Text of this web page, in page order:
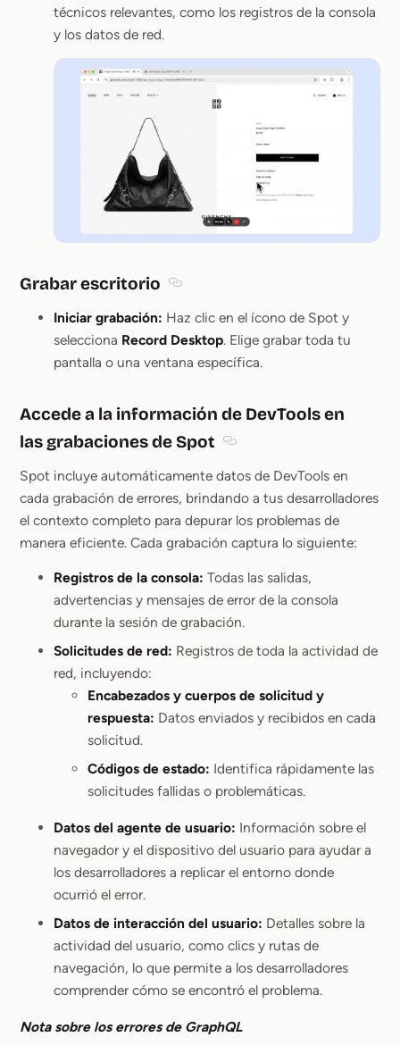
técnicos relevantes, como los registros de la consola
y los datos de red.
Grabar escritorio
Iniciar grabación: Haz clic en el ícono de Spot y
selecciona Record Desktop. Elige grabar toda tu
pantalla o una ventana específica.
Accede a la información de DevTools en
las grabaciones de Spot
Spot incluye automáticamente datos de DevTools en
cada grabación de errores, brindando a tus desarrolladores
el contexto completo para depurar los problemas de
manera eficiente. Cada grabación captura lo siguiente:
Registros de la consola: Todas las salidas,
advertencias y mensajes de error de la consola
durante la sesión de grabación.
Solicitudes de red: Registros de toda la actividad de
red, incluyendo:
Encabezados y cuerpos de solicitud y
respuesta: Datos enviados y recibidos en cada
solicitud.
Códigos de estado: Identifica rápidamente las
solicitudes fallidas o problemáticas.
Datos del agente de usuario: Información sobre el
navegador y el dispositivo del usuario para ayudar a
los desarrolladores a replicar el entorno donde
ocurrió el error.
Datos de interacción del usuario: Detalles sobre la
actividad del usuario, como clics y rutas de
navegación, lo que permite a los desarrolladores
comprender cómo se encontró el problema.
Nota sobre los errores de GraphQL